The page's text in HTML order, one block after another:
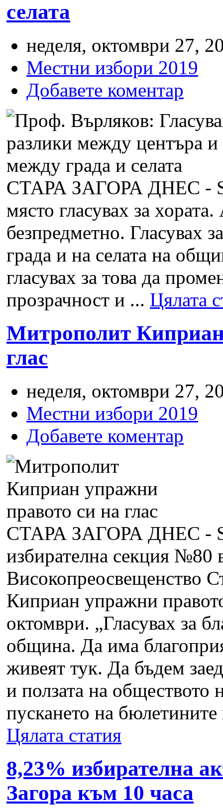
селата
неделя, октомври 27,
Местни избори 2019
Добавете коментар
СТАРА ЗАГОРА ДНЕС -
място гласувах за
безпредметно. Гласувах
града и на селата на
гласувах за това да
прозрачност и ... Цялата
Митрополит
глас
неделя, октомври 27,
Местни избори 2019
Добавете коментар
СТАРА ЗАГОРА ДНЕС -
избирателна секция
Високопреосвещенство
Киприан упражни
октомври. „Гласувах за
община. Да има
живеят тук. Да бъдем
и ползата на обществото
пускането на
Цялата статия
8,23% избирателна
Загора към 10 часа